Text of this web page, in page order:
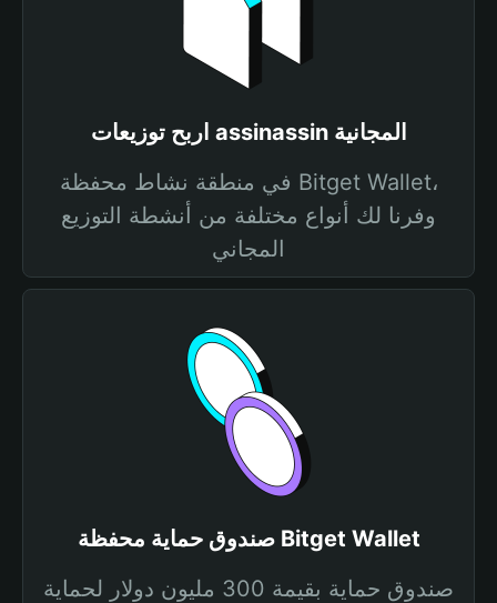
اربح توزيعات assinassin المجانية
في منطقة نشاط محفظة Bitget Wallet،
وفرنا لك أنواع مختلفة من أنشطة التوزيع
المجاني
صندوق حماية محفظة Bitget Wallet
صندوق حماية بقيمة 300 مليون دولار لحماية